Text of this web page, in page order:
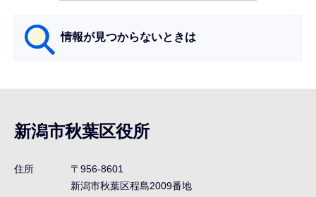
情報が見つからないときは
ナ
ビ
ゲ
新潟市秋葉区役所
住所
〒956-8601
新潟市秋葉区程島2009番地